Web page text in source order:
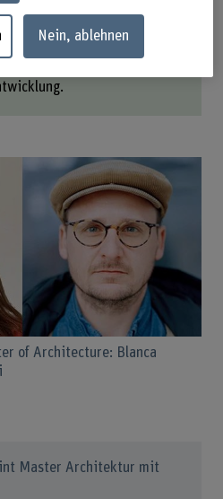
hoher, regenerativer
und Aktivierung der
of Architecture: Blanca
Master Architektur mit
Nein, ablehnen